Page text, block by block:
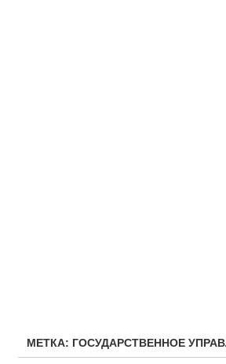
МЕТКА: ГОСУДАРСТВЕННОЕ